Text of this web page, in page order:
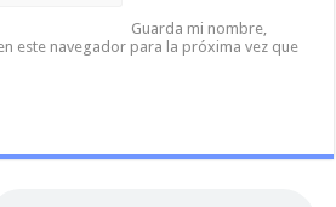
Guarda mi nombre,
este navegador para la próxima vez que